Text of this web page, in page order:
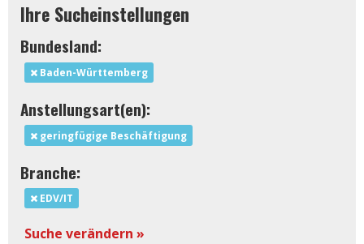
Ihre Sucheinstellungen
Bundesland:
Baden-Württemberg
Anstellungsart(en):
geringfügige Beschäftigung
Branche:
EDV/IT
Suche verändern »